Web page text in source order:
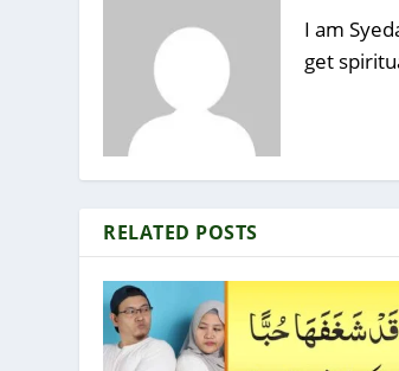
I am
get
RELATED POSTS